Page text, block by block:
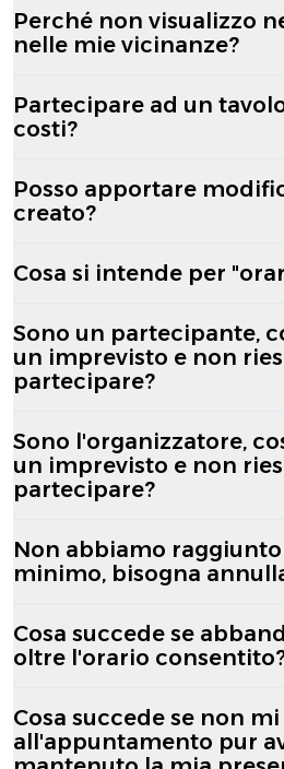
Perché non visualizzo
nelle mie vicinanze?
Partecipare ad un
costi?
Posso apportare
creato?
Cosa si intende per
Sono un partecipante,
un imprevisto e non
partecipare?
Sono l'organizzatore,
un imprevisto e non
partecipare?
Non abbiamo
minimo, bisogna
Cosa succede se
oltre l'orario
Cosa succede se non
all'appuntamento pur